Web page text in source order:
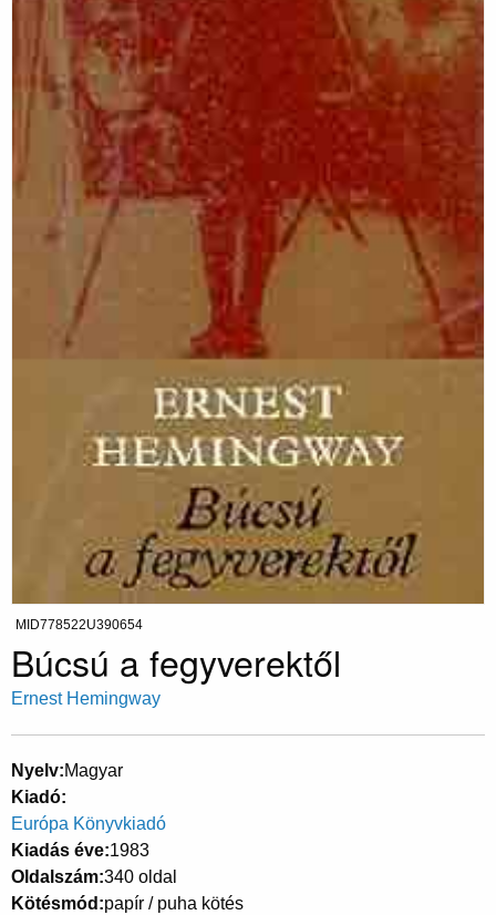
MID778522U390654
Búcsú a fegyverektől
Ernest Hemingway
Nyelv Magyar
Kiadó
Európa Könyvkiadó
Kiadás éve 1983
Oldalszám 340 oldal
Kötésmód papír / puha kötés